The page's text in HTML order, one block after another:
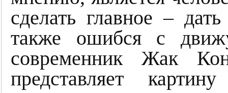
сделать главное –
также ошибся с
современник Жак
представляет